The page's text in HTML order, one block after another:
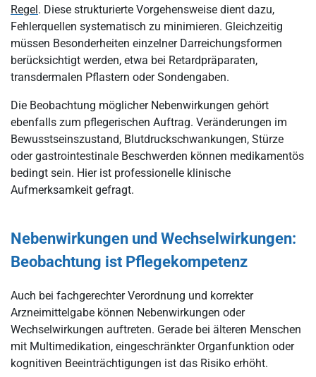
Regel. Diese strukturierte Vorgehensweise dient dazu,
Fehlerquellen systematisch zu minimieren. Gleichzeitig
müssen Besonderheiten einzelner Darreichungsformen
berücksichtigt werden, etwa bei Retardpräparaten,
transdermalen Pflastern oder Sondengaben.
Die Beobachtung möglicher Nebenwirkungen gehört
ebenfalls zum pflegerischen Auftrag. Veränderungen im
Bewusstseinszustand, Blutdruckschwankungen, Stürze
oder gastrointestinale Beschwerden können medikamentös
bedingt sein. Hier ist professionelle klinische
Aufmerksamkeit gefragt.
Nebenwirkungen und Wechselwirkungen:
Beobachtung ist Pflegekompetenz
Auch bei fachgerechter Verordnung und korrekter
Arzneimittelgabe können Nebenwirkungen oder
Wechselwirkungen auftreten. Gerade bei älteren Menschen
mit Multimedikation, eingeschränkter Organfunktion oder
kognitiven Beeinträchtigungen ist das Risiko erhöht.